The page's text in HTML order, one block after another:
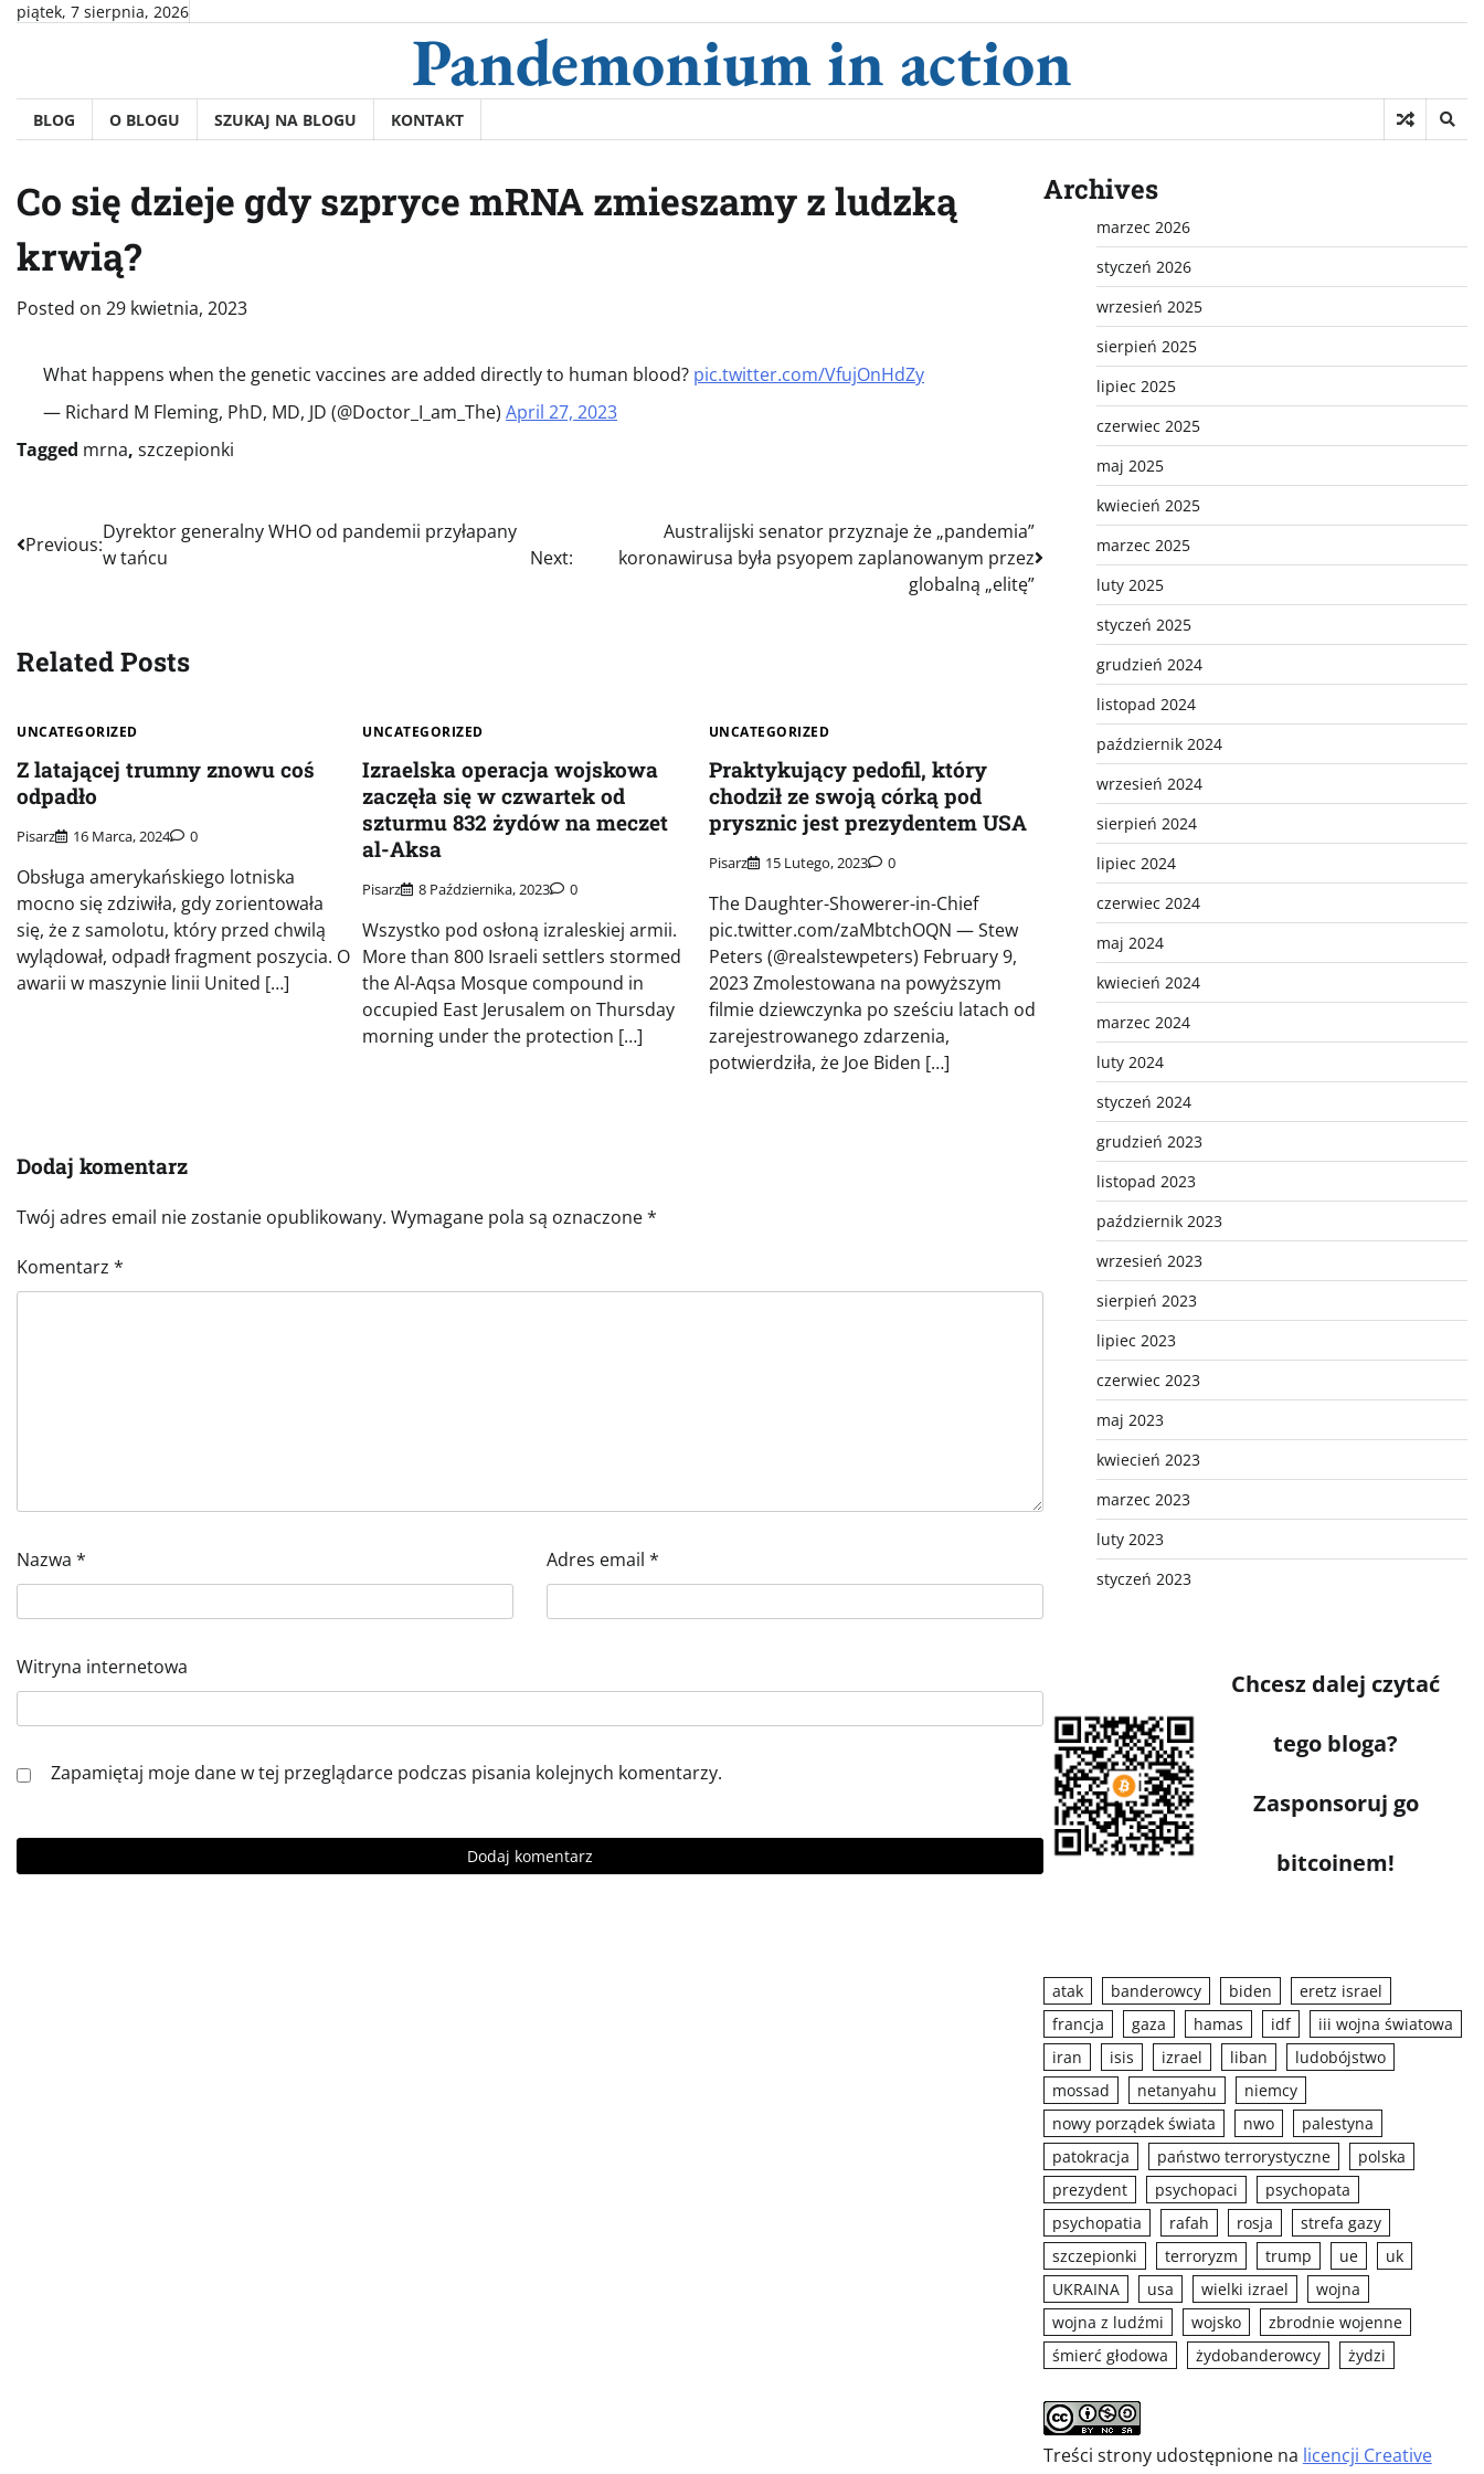
Skippiątek, 7 sierpnia, 2026
Pandemonium in action
BLOG O BLOGU SZUKAJ NA BLOGU KONTAKT
Co się dzieje gdy szpryce mRNA zmieszamy z ludzką
krwią?
Posted on 29 kwietnia, 2023
What happens when the genetic vaccines are added directly to human blood? pic.twitter.com/VfujOnHdZy
— Richard M Fleming, PhD, MD, JD (@Doctor_I_am_The) April 27, 2023
Tagged mrna, szczepionki
Nawigacja
Previous:
Dyrektor generalny WHO od pandemii przyłapany
w tańcu
Next:
Australijski senator przyznaje że „pandemia”
koronawirusa była psyopem zaplanowanym przez
globalną „elitę”
Related Posts
UNCATEGORIZED
Z latającej trumny znowu coś
odpadło
Pisarz 16 Marca, 2024 0
Obsługa amerykańskiego lotniska
mocno się zdziwiła, gdy zorientowała
się, że z samolotu, który przed chwilą
wylądował, odpadł fragment poszycia. O
awarii w maszynie linii United […]
UNCATEGORIZED
Izraelska operacja wojskowa
zaczęła się w czwartek od
szturmu 832 żydów na meczet
al-Aksa
Pisarz 8 Października, 2023 0
Wszystko pod osłoną izraleskiej armii.
More than 800 Israeli settlers stormed
the Al-Aqsa Mosque compound in
occupied East Jerusalem on Thursday
morning under the protection […]
UNCATEGORIZED
Praktykujący pedofil, który
chodził ze swoją córką pod
prysznic jest prezydentem USA
Pisarz 15 Lutego, 2023 0
The Daughter-Showerer-in-Chief
pic.twitter.com/zaMbtchOQN — Stew
Peters (@realstewpeters) February 9,
2023 Zmolestowana na powyższym
filmie dziewczynka po sześciu latach od
zarejestrowanego zdarzenia,
potwierdziła, że Joe Biden […]
Dodaj komentarz
Twój adres email nie zostanie opublikowany. Wymagane pola są oznaczone*
Komentarz *
Nazwa * Adres email *
Witryna internetowa
Zapamiętaj moje dane w tej przeglądarce podczas pisania kolejnych komentarzy.
Archives
marzec 2026
styczeń 2026
wrzesień 2025
sierpień 2025
lipiec 2025
czerwiec 2025
maj 2025
kwiecień 2025
marzec 2025
luty 2025
styczeń 2025
grudzień 2024
listopad 2024
październik 2024
wrzesień 2024
sierpień 2024
lipiec 2024
czerwiec 2024
maj 2024
kwiecień 2024
marzec 2024
luty 2024
styczeń 2024
grudzień 2023
listopad 2023
październik 2023
wrzesień 2023
sierpień 2023
lipiec 2023
czerwiec 2023
maj 2023
kwiecień 2023
marzec 2023
luty 2023
styczeń 2023
Chcesz dalej czytać
tego bloga?
Zasponsoruj go
bitcoinem!
atak banderowcy biden
eretz israel
francja
gaza hamas idf
iii wojna światowa
iran
isis izrael liban
ludobójstwo
mossad
netanyahu
niemcy
nowy porządek świata
nwo
palestyna
patokracja
państwo terrorystyczne
polska
prezydent
psychopaci
psychopata
psychopatia
rafah rosja
strefa gazy
szczepionki
terroryzm trump ue
uk
UKRAINA
usa wielki izrael
wojna
wojna z ludźmi
wojsko
zbrodnie wojenne
śmierć głodowa
żydobanderowcy żydzi
Treści strony udostępnione na licencji Creative